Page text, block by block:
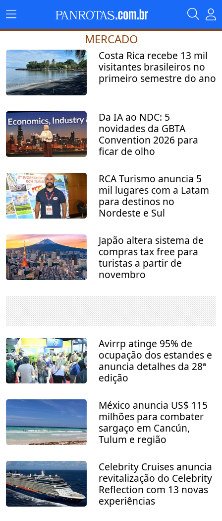
MERCADO
Costa Rica recebe 13 mil
visitantes brasileiros no
primeiro semestre do ano
Da IA ao NDC: 5
novidades da GBTA
Convention 2026 para
ficar de olho
RCA Turismo anuncia 5
mil lugares com a Latam
para destinos no
Nordeste e Sul
Japão altera sistema de
compras tax free para
turistas a partir de
novembro
Avirrp atinge 95% de
ocupação dos estandes e
anuncia detalhes da 28ª
edição
México anuncia US$ 115
milhões para combater
sargaço em Cancún,
Tulum e região
Celebrity Cruises anuncia
revitalização do Celebrity
Reflection com 13 novas
experiências